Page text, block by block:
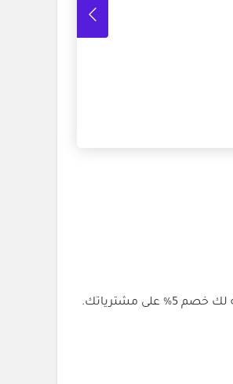
إذا أنت من الناس اللي يحبون يتسوقون أونلاين ويبحثون عن أفضل العروض والتخفيضات، لازم تعرف عن متجر جلستك وكود خصم جلستك اللي يقدمه لك خصم 5% على مشترياتك.